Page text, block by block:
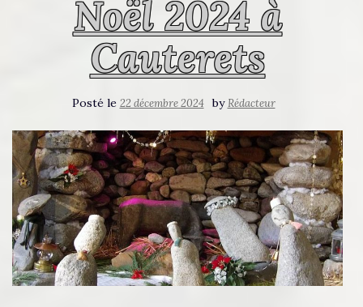
Noël 2024 à
Cauterets
Posté le 22 décembre 2024 byRédacteur